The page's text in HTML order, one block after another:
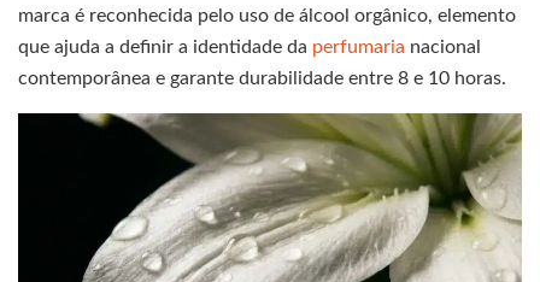
marca é reconhecida pelo uso de álcool orgânico, elemento
que ajuda a definir a identidade da perfumaria nacional
contemporânea e garante durabilidade entre 8 e 10 horas.